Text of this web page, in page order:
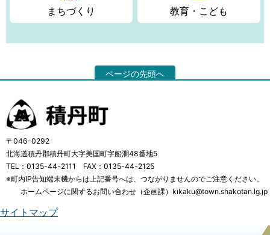
まちづくり 教育・こども
ページの先頭へ
〒046-0292
北海道積丹郡積丹町大字美国町字船澗48番地5
TEL：0135-44-2111 FAX：0135-44-2125
※町内IP告知端末機からは上記番号へは、つながりませんのでご注意ください。
ホームページに関するお問い合わせ（企画課）kikaku@town.shakotan.lg.jp
サイトマップ